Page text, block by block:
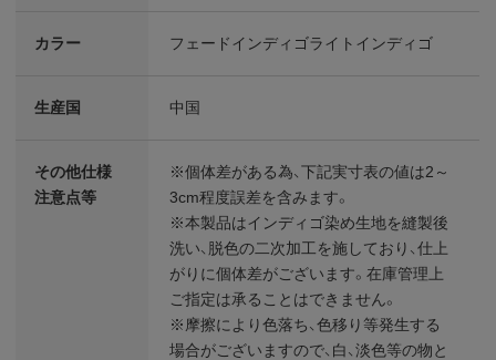
カラー フェードインディゴライトインディゴ
生産国 中国
その他仕様
注意点等
※個体差がある為、下記実寸表の値は2～
3cm程度誤差を含みます。
※本製品はインディゴ染め生地を縫製後
洗い、脱色の二次加工を施しており、仕上
がりに個体差がございます。在庫管理上
ご指定は承ることはできません。
※摩擦により色落ち、色移り等発生する
場合がございますので、白、淡色等の物と